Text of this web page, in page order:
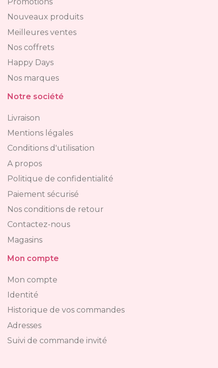
Promotions
Nouveaux produits
Meilleures ventes
Nos coffrets
Happy Days
Nos marques
Notre société
Livraison
Mentions légales
Conditions d'utilisation
A propos
Politique de confidentialité
Paiement sécurisé
Nos conditions de retour
Contactez-nous
Magasins
Mon compte
Mon compte
Identité
Historique de vos commandes
Adresses
Suivi de commande invité